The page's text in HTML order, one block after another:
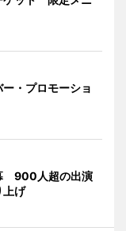
ー・プロモーショ
900人超の出演
上げ